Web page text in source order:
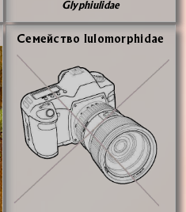
Glyphiulidae
Се­мей­ство Iulomorphidae